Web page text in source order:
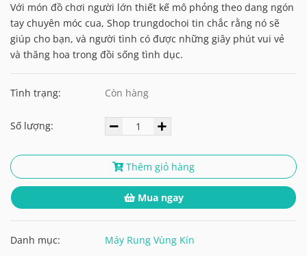
Với món đồ chơi người lớn thiết kế mô phỏng theo dang ngón
tay chuyên móc cua, Shop trungdochoi tin chắc rằng nó sẽ
giúp cho bạn, và người tình có được những giây phút vui vẻ
và thăng hoa trong đồi sống tình dục.
Tình trạng: Còn hàng
Số lượng:
Thêm giỏ hàng
Mua ngay
Danh mục: Máy Rung Vùng Kín